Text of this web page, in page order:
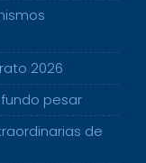
2026
pesar
de